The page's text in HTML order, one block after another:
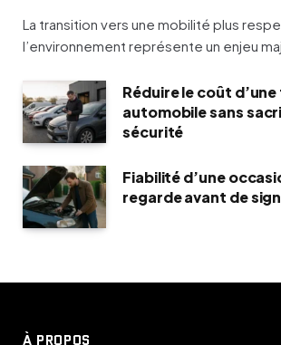
La transition vers une mobilité plus
l’environnement représente un enjeu
Réduire le coût
automobile sans
sécurité
Fiabilité d’une
regarde avant de
À PROPOS